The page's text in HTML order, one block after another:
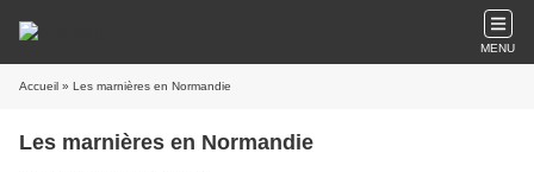
MENU
Accueil » Les marnières en Normandie
Les marnières en Normandie